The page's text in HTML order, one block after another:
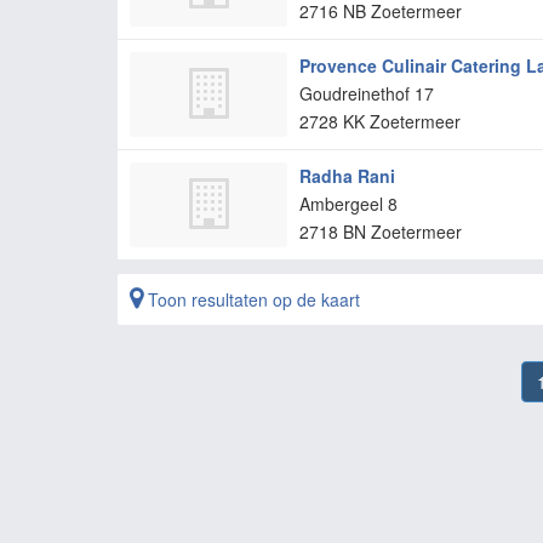
2716 NB Zoetermeer
Provence Culinair Catering
Goudreinethof 17
2728 KK Zoetermeer
Radha Rani
Ambergeel 8
2718 BN Zoetermeer
Toon resultaten op de kaart
1